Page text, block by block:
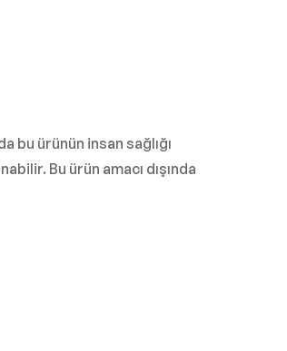
bu ürünün insan sağlığı
Bu ürün amacı dışında